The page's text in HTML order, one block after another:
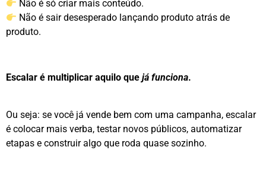
Não é só criar mais conteúdo.
Não é sair desesperado lançando produto atrás de
produto.
Escalar é multiplicar aquilo que já funciona.
Ou seja: se você já vende bem com uma campanha, escalar
é colocar mais verba, testar novos públicos, automatizar
etapas e construir algo que roda quase sozinho.